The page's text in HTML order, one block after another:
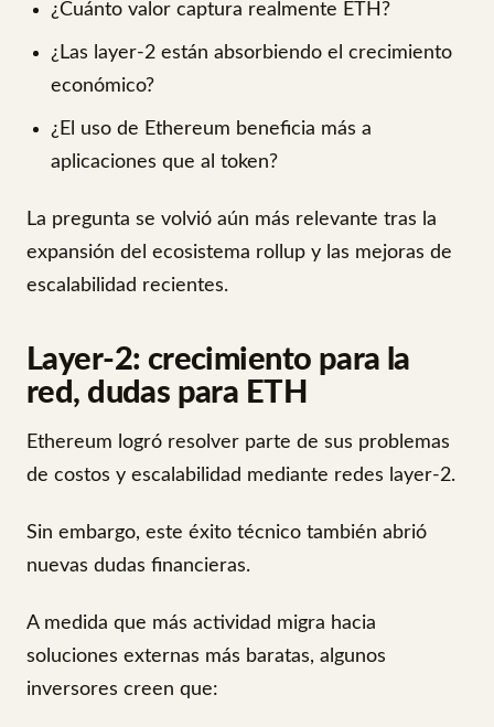
¿Cuánto valor captura realmente ETH?
¿Las layer-2 están absorbiendo el crecimiento
económico?
¿El uso de Ethereum beneficia más a
aplicaciones que al token?
La pregunta se volvió aún más relevante tras la
expansión del ecosistema rollup y las mejoras de
escalabilidad recientes.
Layer-2: crecimiento para la
red, dudas para ETH
Ethereum logró resolver parte de sus problemas
de costos y escalabilidad mediante redes layer-2.
Sin embargo, este éxito técnico también abrió
nuevas dudas financieras.
A medida que más actividad migra hacia
soluciones externas más baratas, algunos
inversores creen que: